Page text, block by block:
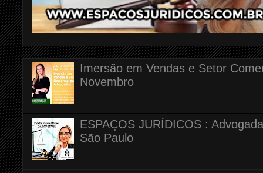
Imersão em Vendas e Setor
Novembro
ESPAÇOS JURÍDICOS :
São Paulo